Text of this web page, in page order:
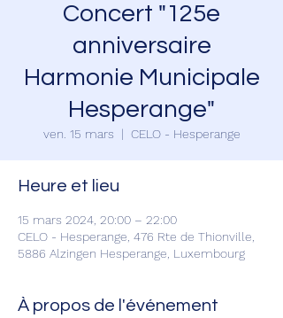
Concert "125e
anniversaire
Harmonie Municipale
Hesperange"
ven. 15 mars
  |
CELO - Hesperange
Heure et lieu
15 mars 2024, 20:00 – 22:00
CELO - Hesperange, 476 Rte de Thionville,
5886 Alzingen Hesperange, Luxembourg
À propos de l'événement